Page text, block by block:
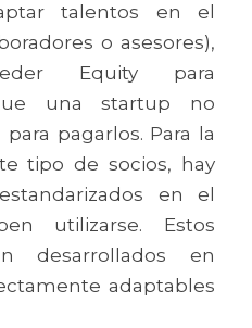
talentos en el
o asesores),
Equity para
una startup no
pagarlos. Para la
tipo de socios, hay
en el
utilizarse. Estos
desarrollados en
adaptables